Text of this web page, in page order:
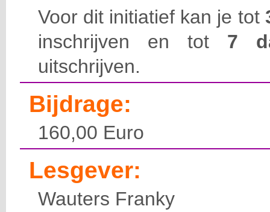
Voor dit initiatief kan je tot
inschrijven en tot 7
uitschrijven.
Bijdrage:
160,00 Euro
Lesgever:
Wauters Franky